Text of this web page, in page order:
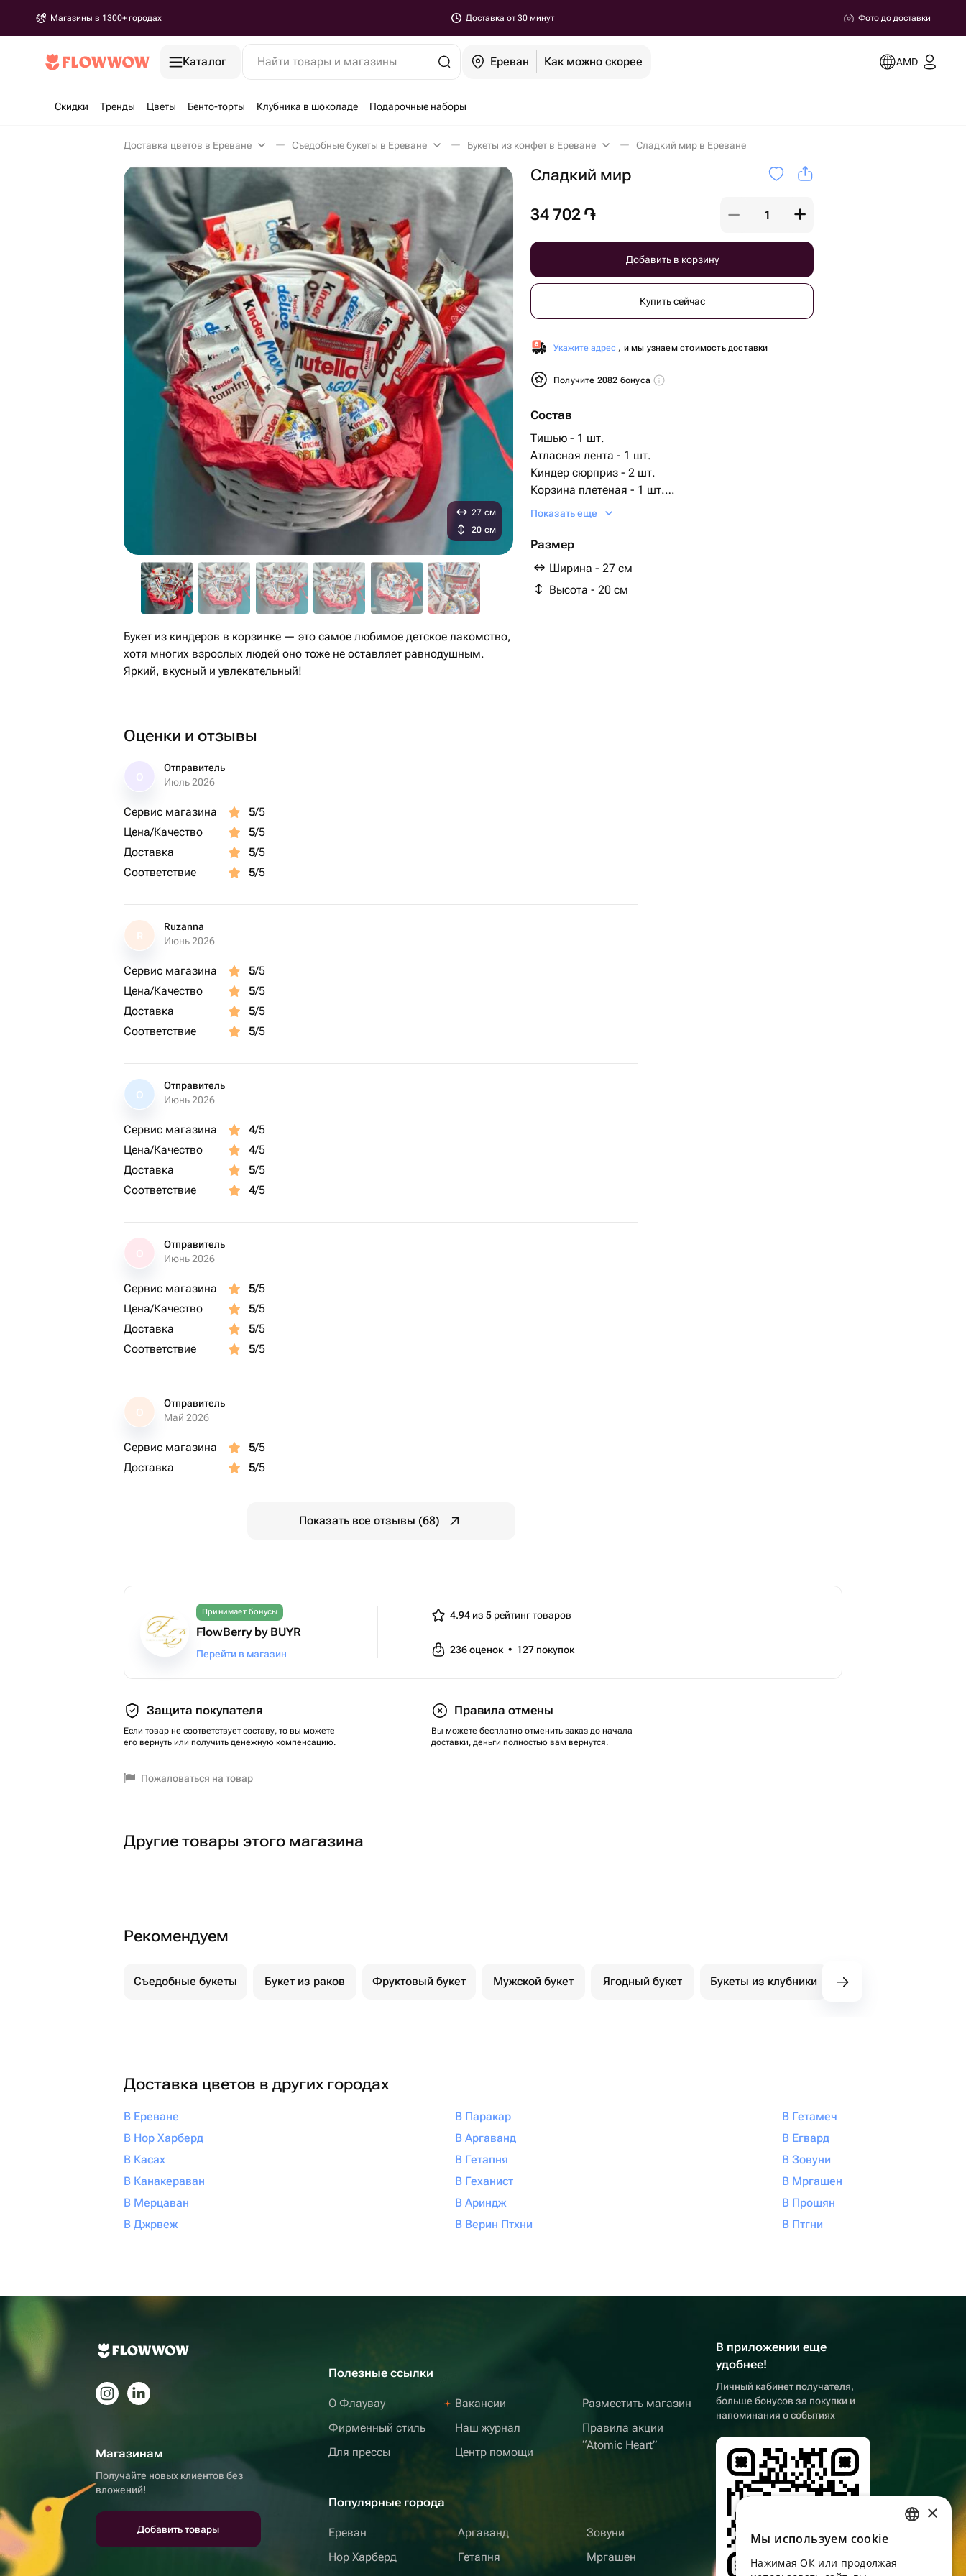
Магазины в 1300+ городах Доставка от 30 минут Фото до доставки
Каталог Найти товары и магазины Ереван Как можно скорее AMD
Скидки Тренды Цветы Бенто-торты Клубника в шоколаде Подарочные наборы
Доставка цветов в Ереване Съедобные букеты в Ереване Букеты из конфет в Ереване Сладкий мир в Ереване
Сладкий мир️
34 702 ֏
Добавить в корзину
Купить сейчас
Укажите адрес , и мы узнаем стоимость доставки
Получите 2082 бонуса
Состав
Тишью - 1 шт.
Атласная лента - 1 шт.
Киндер сюрприз - 2 шт.
Корзина плетеная - 1 шт.
Киндер шоколад - 2 шт.
Киндер Буэно - 4 шт.
Киндер кантри - 3 шт.
киндер нутела - 1 шт.
Показать еще
Размер
Ширина - 27 см
Высота - 20 см
27 см
20 см
Букет из киндеров в корзинке — это самое любимое детское лакомство,
хотя многих взрослых людей оно тоже не оставляет равнодушным.
Яркий, вкусный и увлекательный!
Оценки и отзывы
Отправитель
Июль 2026
Сервис магазина 5/5
Цена/Качество
5/5
Доставка
5/5
Соответствие
5/5
R
Ruzanna
Июнь 2026
Сервис магазина 5/5
Цена/Качество
5/5
Доставка
5/5
Соответствие
5/5
О
Отправитель
Июнь 2026
Сервис магазина 4/5
Цена/Качество
4/5
Доставка
5/5
Соответствие
4/5
Отправитель
Июнь 2026
Сервис магазина 5/5
Цена/Качество
5/5
Доставка
5/5
Соответствие
5/5
О
Отправитель
Май 2026
Сервис магазина 5/5
Доставка
5/5
Показать все отзывы (68)
Принимает бонусы
FlowBerry by BUYR
Перейти в магазин
4.94 из 5 рейтинг товаров
236оценок • 127 покупок
Защита покупателя
Если товар не соответствует составу, то вы можете
его вернуть или получить денежную компенсацию.
Правила отмены
Вы можете бесплатно отменить заказ до начала
доставки, деньги полностью вам вернутся.
Пожаловаться на товар
Другие товары этого магазина
Рекомендуем
Съедобные букеты Букет из раков Фруктовый букет Мужской букет Ягодный букет Букеты из клубники Букет из конфет
Доставка цветов в других городах
В Ереване
В Нор Харберд
В Касах
В Канакераван
В Мерцаван
В Джрвеж
В Паракар
В Аргаванд
В Гетапня
В Геханист
В Ариндж
В Верин Птхни
В Гетамеч
В Егвард
В Зовуни
В Мргашен
В Прошян
В Птгни
Магазинам
Получайте новых клиентов без
вложений!
Добавить товары
Полезные ссылки
О Флаувау
Фирменный стиль
Для прессы
Вакансии
Наш журнал
Центр помощи
Разместить магазин
Правила акции
“Atomic Heart”
Популярные города
Ереван
Нор Харберд
Аргаванд
Гетапня
Зовуни
Мргашен
В приложении еще
удобнее!
Личный кабинет получателя,
больше бонусов за покупки и
напоминания о событиях
ENGLISH
×
Мы используем сookie
Нажимая ОК или продолжая